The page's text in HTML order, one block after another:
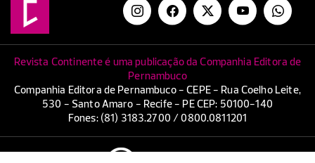
Revista Continente é uma publicação da Companhia Editora de
Pernambuco
Companhia Editora de Pernambuco - CEPE - Rua Coelho Leite,
530 - Santo Amaro - Recife - PE CEP: 50100-140
Fones: (81) 3183.2700 / 0800.0811201